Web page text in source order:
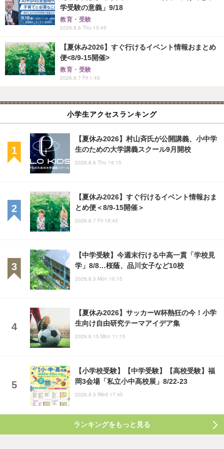
学受験の意義」9/18
教育・受験
2026.8.6 Thu 15:45
【夏休み2026】すぐ行けるイベント情報おまとめ
便<8/9-15開催>
教育・受験
2026.8.7 Fri 1:45
小学生アクセスランキング
【夏休み2026】村山斉氏が公開講義、小中学
生のための大学講義スクール9月開校
2026.8.6 Thu 19:15
【夏休み2026】すぐ行けるイベント情報おま
とめ便＜8/9-15開催＞
2026.8.7 Fri 19:45
【中学受験】今週末行ける中高一貫「学校見
学」8/8…桜蔭、品川女子など10校
2026.8.3 Mon 10:15
【夏休み2026】サッカーW杯熱狂の今！小学
生向け自由研究テーマアイデア集
2026.6.15 Mon 11:15
【小学校受験】【中学受験】【高校受験】福
岡3会場「私立小中高校展」8/22-23
2026.8.5 Wed 17:45
ランキングをもっと見る